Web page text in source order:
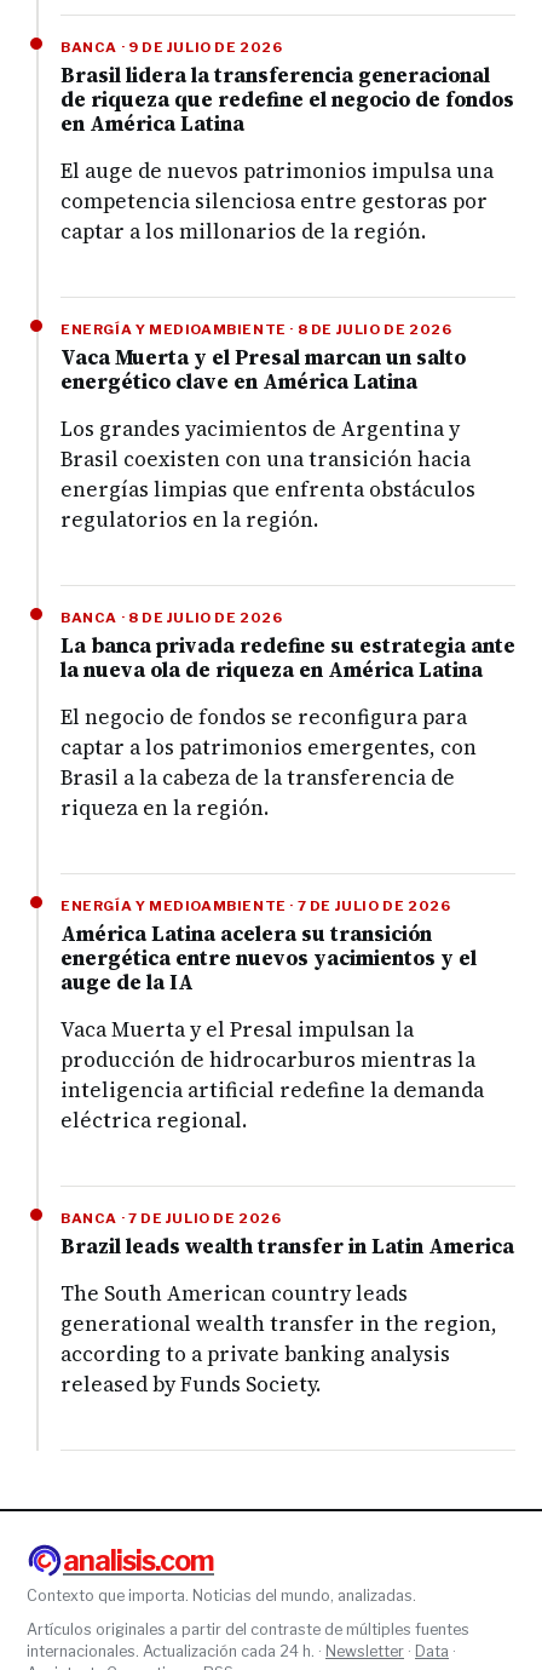
BANCA · 9 DE JULIO DE 2026
Brasil lidera la transferencia generacional
de riqueza que redefine el negocio de fondos
en América Latina
El auge de nuevos patrimonios impulsa una
competencia silenciosa entre gestoras por
captar a los millonarios de la región.
ENERGÍA Y MEDIOAMBIENTE · 8 DE JULIO DE 2026
Vaca Muerta y el Presal marcan un salto
energético clave en América Latina
Los grandes yacimientos de Argentina y
Brasil coexisten con una transición hacia
energías limpias que enfrenta obstáculos
regulatorios en la región.
BANCA · 8 DE JULIO DE 2026
La banca privada redefine su estrategia ante
la nueva ola de riqueza en América Latina
El negocio de fondos se reconfigura para
captar a los patrimonios emergentes, con
Brasil a la cabeza de la transferencia de
riqueza en la región.
ENERGÍA Y MEDIOAMBIENTE · 7 DE JULIO DE 2026
América Latina acelera su transición
energética entre nuevos yacimientos y el
auge de la IA
Vaca Muerta y el Presal impulsan la
producción de hidrocarburos mientras la
inteligencia artificial redefine la demanda
eléctrica regional.
BANCA · 7 DE JULIO DE 2026
Brazil leads wealth transfer in Latin America
The South American country leads
generational wealth transfer in the region,
according to a private banking analysis
released by Funds Society.
analisis.com
Contexto que importa. Noticias del mundo, analizadas.
Artículos originales a partir del contraste de múltiples fuentes
internacionales. Actualización cada 24 h. · Newsletter · Data ·